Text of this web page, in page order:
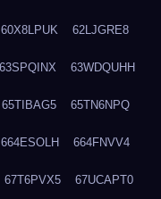
60X8LPUK 62LJGRE8
63SPQINX 63WDQUHH
65TIBAG5 65TN6NPQ
664ESOLH 664FNVV4
67T6PVX5 67UCAPT0